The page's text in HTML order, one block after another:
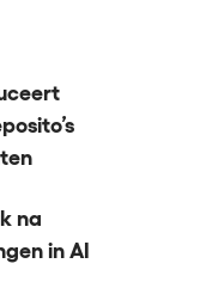
na
in AI